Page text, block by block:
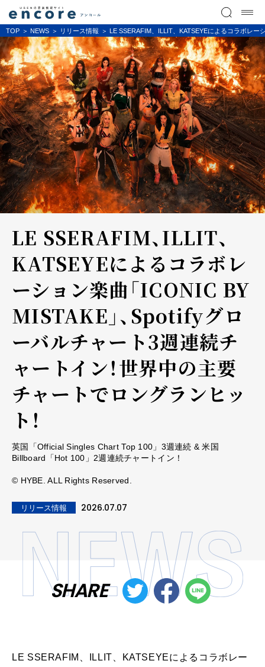
TOP NEWS リリース情報 LE SSERAFIM、ILLIT、KATSEYEによるコラボレ
LE SSERAFIM、ILLIT、
KATSEYEによるコラボレ
ーション楽曲「ICONIC BY
MISTAKE」、Spotifyグロ
ーバルチャート3週連続チ
ャートイン！世界中の主要
チャートでロングランヒッ
ト！
英国「Official Singles Chart Top 100」3週連続 & 米国
Billboard「Hot 100」2週連続チャートイン！
©︎ HYBE. ALL Rights Reserved.
リリース情報 2026.07.07
SHARE
LE SSERAFIM、ILLIT、KATSEYEによるコラボレー